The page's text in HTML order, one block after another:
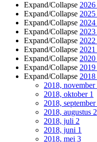
Expand/Collapse 2026
Expand/Collapse 2025
Expand/Collapse 2024
Expand/Collapse 2023
Expand/Collapse 2022
Expand/Collapse 2021
Expand/Collapse 2020
Expand/Collapse 2019
Expand/Collapse 2018
2018, november
2018, oktober 1
2018, september
2018, augustus 2
2018, juli 2
2018, juni 1
2018, mei 3